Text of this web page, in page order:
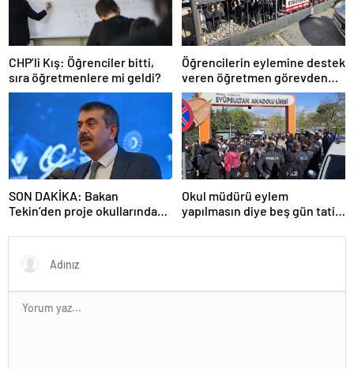
CHP’li Kış: Öğrenciler bitti,
sıra öğretmenlere mi geldi?
Öğrencilerin eylemine destek
veren öğretmen görevden
uzaklaştırıldı
SON DAKİKA: Bakan
Tekin’den proje okullarındaki
Okul müdürü eylem
yapılmasın diye beş gün tatil